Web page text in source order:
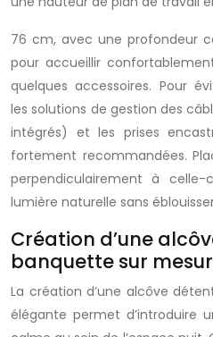
76 cm, avec une profondeur
pour accueillir
quelques accessoires. Pour
les solutions de gestion des
intégrés) et les prises
fortement recommandées.
perpendiculairement à
lumière naturelle sans
Création d’une
banquette sur
La création d’une alcôve
élégante permet d’introduire